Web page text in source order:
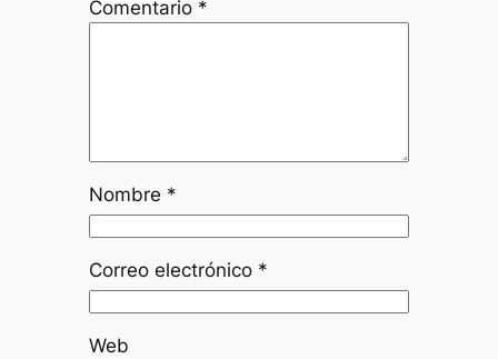
Comentario *
Nombre *
Correo electrónico *
Web